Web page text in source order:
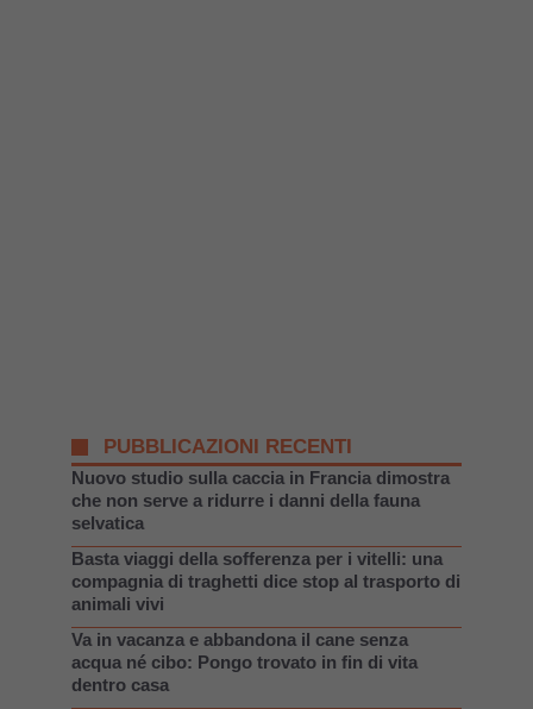
PUBBLICAZIONI RECENTI
Nuovo studio sulla caccia in Francia dimostra
che non serve a ridurre i danni della fauna
selvatica
Basta viaggi della sofferenza per i vitelli: una
compagnia di traghetti dice stop al trasporto di
animali vivi
Va in vacanza e abbandona il cane senza
acqua né cibo: Pongo trovato in fin di vita
dentro casa